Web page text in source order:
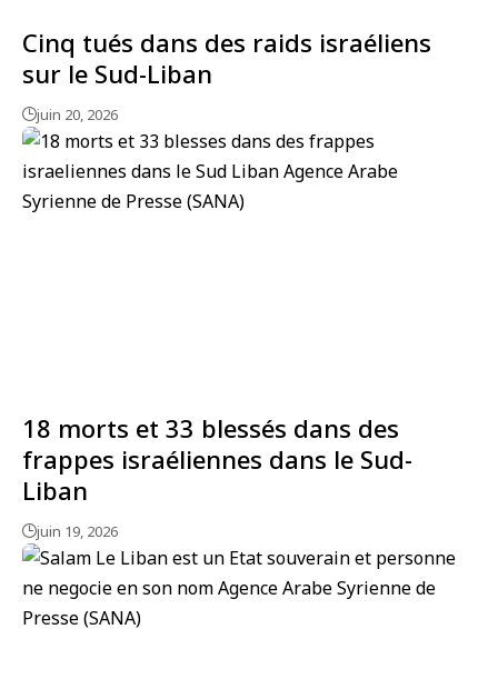
Cinq tués dans des raids israéliens
sur le Sud-Liban
juin 20, 2026
18 morts et 33 blessés dans des
frappes israéliennes dans le Sud-
Liban
juin 19, 2026